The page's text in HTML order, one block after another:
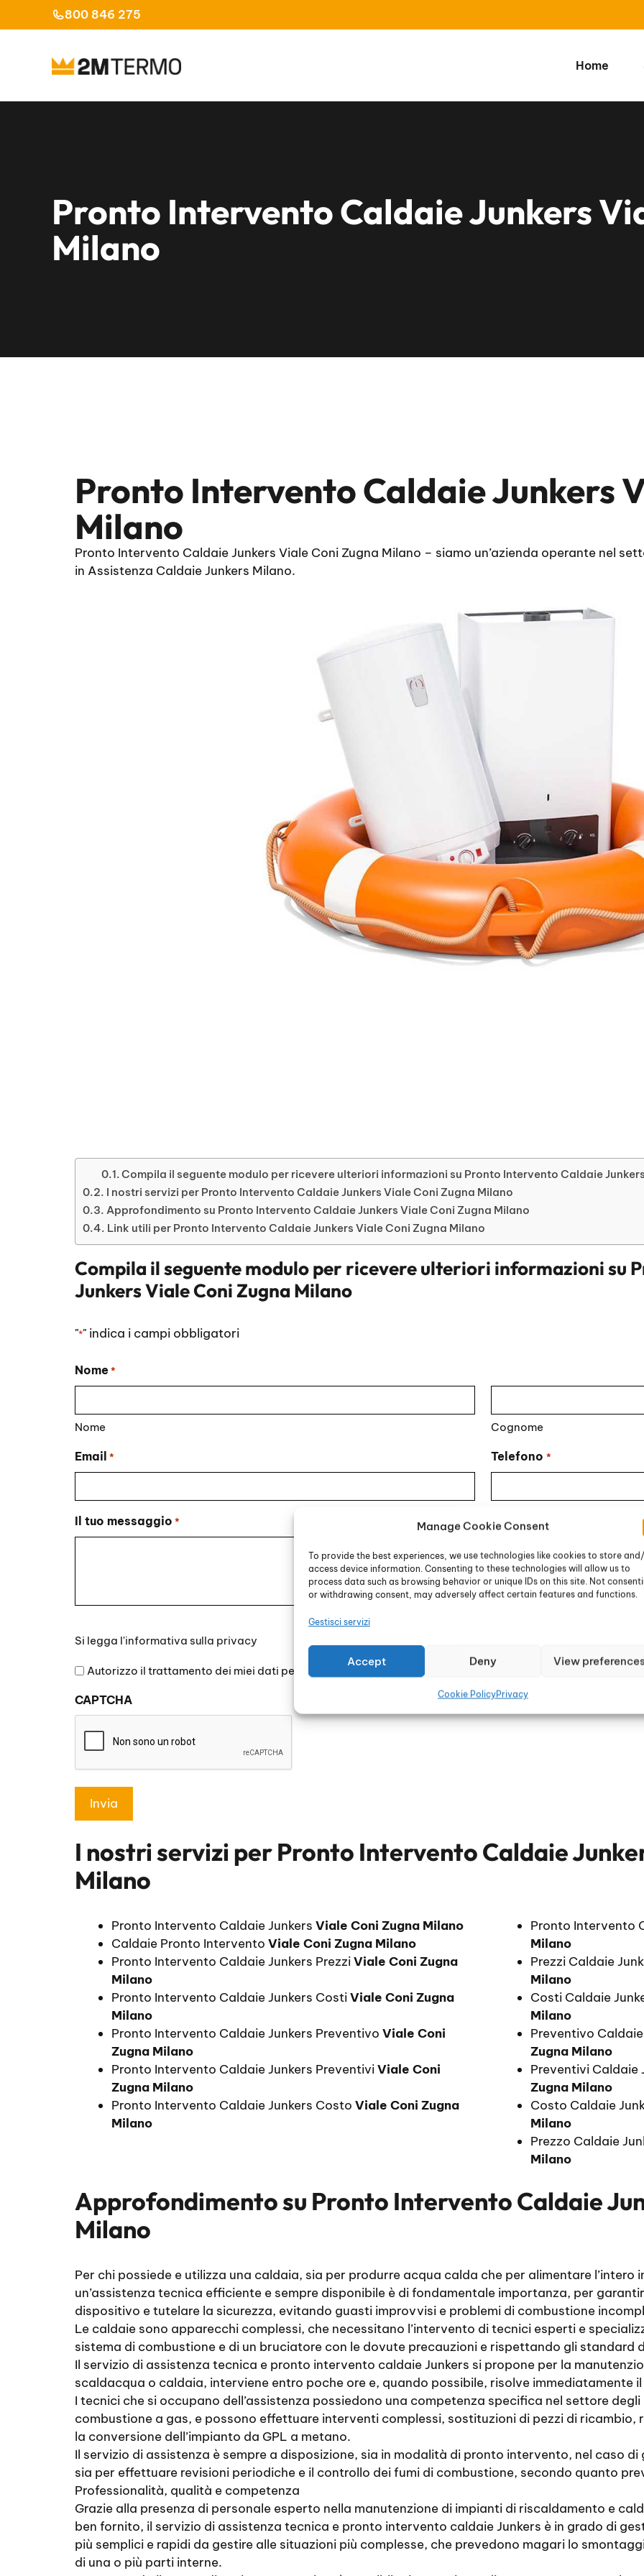
Manage Cookie Consent
To provide the best experiences, we use technologies like cookies to store
access device information. Consenting to these technologies will allow us to
process data such as browsing behavior or unique IDs on this site. Not
or withdrawing consent, may adversely affect certain features and functions.
Gestisci servizi
Accept Deny View preferences
Cookie PolicyPrivacy
al
800 846 275
Home
Pronto Intervento Caldaie Junkers
Milano
Pronto Intervento Caldaie Junkers
Milano
Pronto Intervento Caldaie Junkers Viale Coni Zugna Milano – siamo un’azienda operante nel
in Assistenza Caldaie Junkers Milano.
Compila il seguente modulo per ricevere ulteriori informazioni su Pronto Intervento Caldaie
I nostri servizi per Pronto Intervento Caldaie Junkers Viale Coni Zugna Milano
Approfondimento su Pronto Intervento Caldaie Junkers Viale Coni Zugna Milano
Link utili per Pronto Intervento Caldaie Junkers Viale Coni Zugna Milano
Compila il seguente modulo per ricevere ulteriori informazioni su
Junkers Viale Coni Zugna Milano
"*" indica i campi obbligatori
Nome *
Nome Cognome
Email * Telefono *
Il tuo messaggio *
legga
l'informativa
privacy
Si legga l'informativa sulla privacy
Autorizzo il trattamento dei miei dati personali
CAPTCHA
I nostri servizi perPronto Intervento Caldaie
Milano
Pronto Intervento Caldaie Junkers Viale Coni Zugna Milano
Caldaie Pronto Intervento Viale Coni Zugna Milano
Pronto Intervento Caldaie Junkers PrezziViale Coni Zugna
Milano
Pronto Intervento Caldaie Junkers CostiViale Coni Zugna
Milano
Pronto Intervento Caldaie Junkers Preventivo Viale Coni
Zugna Milano
Pronto Intervento Caldaie Junkers PreventiviViale Coni
Zugna Milano
Pronto Intervento Caldaie Junkers Costo Viale Coni Zugna
Milano
Pronto Intervento
Milano
Prezzi Caldaie
Milano
Costi Caldaie
Milano
Preventivo
Zugna Milano
Preventivi Caldaie
Zugna Milano
Costo Caldaie
Milano
Prezzo Caldaie
Milano
Approfondimento su Pronto Intervento Caldaie
Milano
Per chi possiede e utilizza una caldaia, sia per produrre acqua calda che per alimentare
un’assistenza tecnica efficiente e sempre disponibile è di fondamentale importanza, per
dispositivo e tutelare la sicurezza, evitando guasti improvvisi e problemi di combustione
Le caldaie sono apparecchi complessi, che necessitano l’intervento di tecnici esperti e
sistema di combustione e di un bruciatore con le dovute precauzioni e rispettando gli standard
Il servizio di assistenza tecnica e pronto intervento caldaie Junkers si propone per la
scaldacqua o caldaia, interviene entro poche ore e, quando possibile, risolve immediatamente
I tecnici che si occupano dell’assistenza possiedono una competenza specifica nel settore
combustione a gas, e possono effettuare interventi complessi, sostituzioni di pezzi di ricambio,
la conversione dell’impianto da GPL a metano.
Il servizio di assistenza è sempre a disposizione, sia in modalità di pronto intervento, nel caso
sia per effettuare revisioni periodiche e il controllo dei fumi di combustione, secondo quanto
Professionalità, qualità e competenza
Grazie alla presenza di personale esperto nella manutenzione di impianti di riscaldamento e
ben fornito, il servizio di assistenza tecnica e pronto intervento caldaie Junkers è in grado di
più semplici e rapidi da gestire alle situazioni più complesse, che prevedono magari lo
di una o più parti interne.